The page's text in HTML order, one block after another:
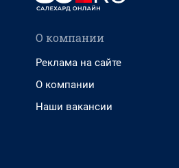
О компании
Реклама на сайте
О компании
Наши вакансии